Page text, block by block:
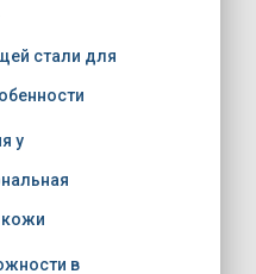
стали для
у
кожи
в